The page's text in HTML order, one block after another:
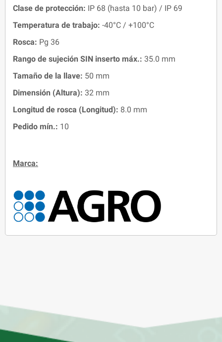
Clase de protección: IP 68 (hasta 10 bar) / IP 69
Temperatura de trabajo: -40°C / +100°C
Rosca: Pg 36
Rango de sujeción SIN inserto máx.: 35.0 mm
Tamaño de la llave: 50 mm
Dimensión (Altura): 32 mm
Longitud de rosca (Longitud): 8.0 mm
Pedido mín.: 10
Marca: